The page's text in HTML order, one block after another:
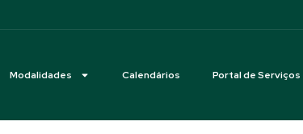
Modalidades Calendários Portal de Serviços